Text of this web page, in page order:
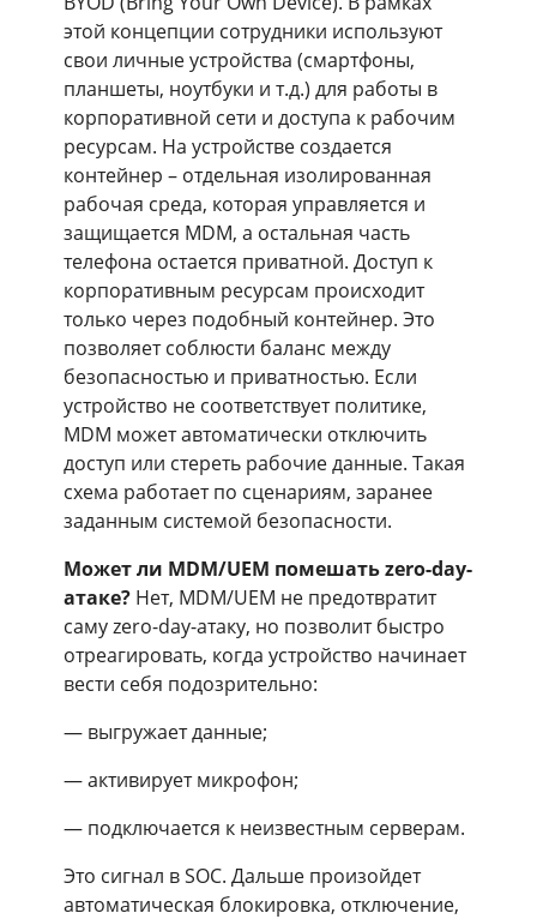
этой концепции сотрудники используют
свои личные устройства (смартфоны,
планшеты, ноутбуки и т.д.) для работы в
корпоративной сети и доступа к рабочим
ресурсам. На устройстве создается
контейнер – отдельная изолированная
рабочая среда, которая управляется и
защищается MDM, а остальная часть
телефона остается приватной. Доступ к
корпоративным ресурсам происходит
только через подобный контейнер. Это
позволяет соблюсти баланс между
безопасностью и приватностью. Если
устройство не соответствует политике,
MDM может автоматически отключить
доступ или стереть рабочие данные. Такая
схема работает по сценариям, заранее
заданным системой безопасности.
Может ли MDM/UEM помешать zero-day-
атаке?Нет, MDM/UEM не предотвратит
саму zero-day-атаку, но позволит быстро
отреагировать, когда устройство начинает
вести себя подозрительно:
— выгружает данные;
— активирует микрофон;
— подключается к неизвестным серверам.
Это сигнал в SOC. Дальше произойдет
автоматическая блокировка, отключение,